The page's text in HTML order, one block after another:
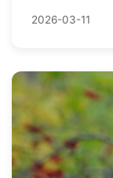
2026-03-11